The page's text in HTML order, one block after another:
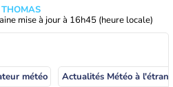
mise à jour à 16h45 (heure locale)
météo